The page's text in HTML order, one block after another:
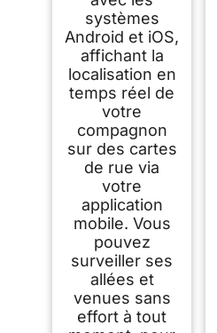
systèmes
Android et iOS,
affichant la
localisation en
temps réel de
votre
compagnon
sur des cartes
de rue via
votre
application
mobile. Vous
pouvez
surveiller ses
allées et
venues sans
effort à tout